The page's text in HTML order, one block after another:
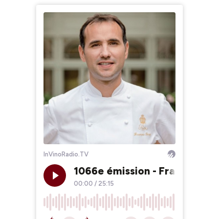
InVinoRadio.TV
1066e émission - François
00:00 / 25:15